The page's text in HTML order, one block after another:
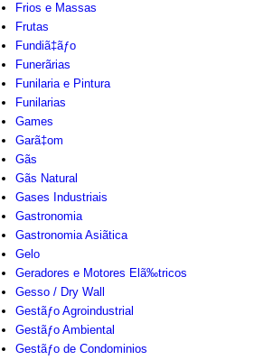
Frios e Massas
Frutas
Fundiã‡ãƒo
Funerãrias
Funilaria e Pintura
Funilarias
Games
Garã‡om
Gãs
Gãs Natural
Gases Industriais
Gastronomia
Gastronomia Asiãtica
Gelo
Geradores e Motores Elã‰tricos
Gesso / Dry Wall
Gestãƒo Agroindustrial
Gestãƒo Ambiental
Gestãƒo de Condominios